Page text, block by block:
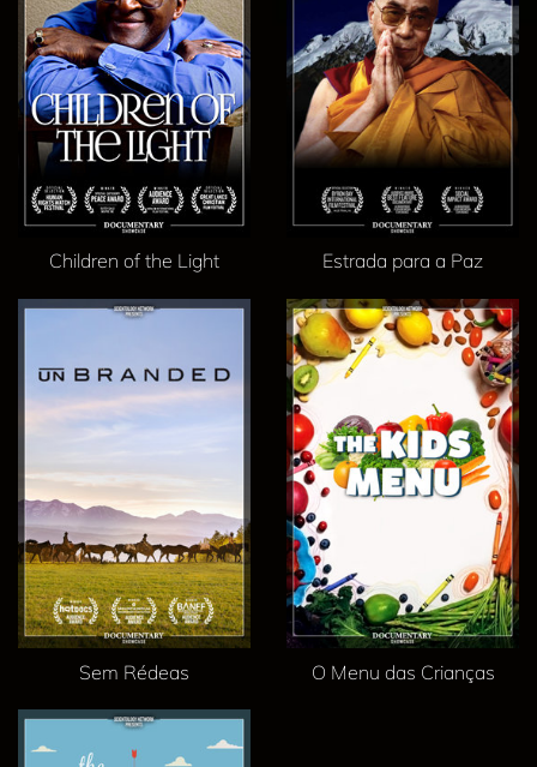
Children of the Light Estrada para a Paz
Sem Rédeas O Menu das Crianças